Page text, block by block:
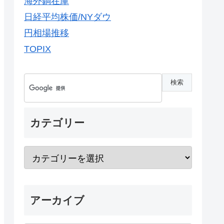
日経平均株価/NYダウ
円相場推移
TOPIX
カテゴリー
アーカイブ